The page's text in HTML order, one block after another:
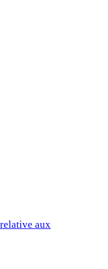
aux